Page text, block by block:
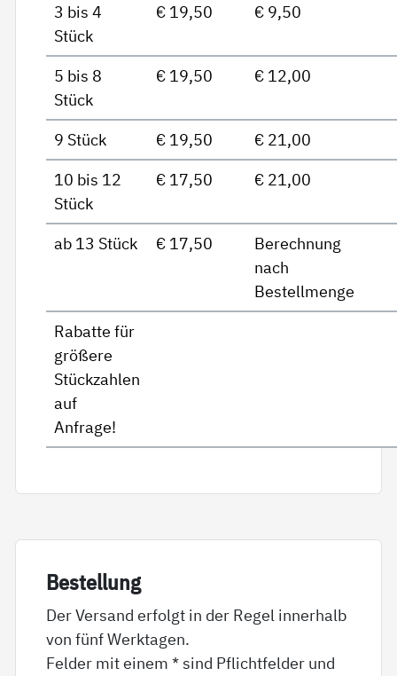
3 bis 4
Stück
€ 19,50 € 9,50
5 bis 8
Stück
€ 19,50 € 12,00
9 Stück € 19,50
€ 21,00
10 bis 12
Stück
€ 17,50 € 21,00
ab 13 Stück € 17,50
Berechnung
nach
Bestellmenge
Rabatte für
größere
Stückzahlen
auf
Anfrage!
Be­stel­lung
Der Versand erfolgt in der Regel innerhalb
von fünf Werktagen.
Felder mit einem * sind Pflichtfelder und